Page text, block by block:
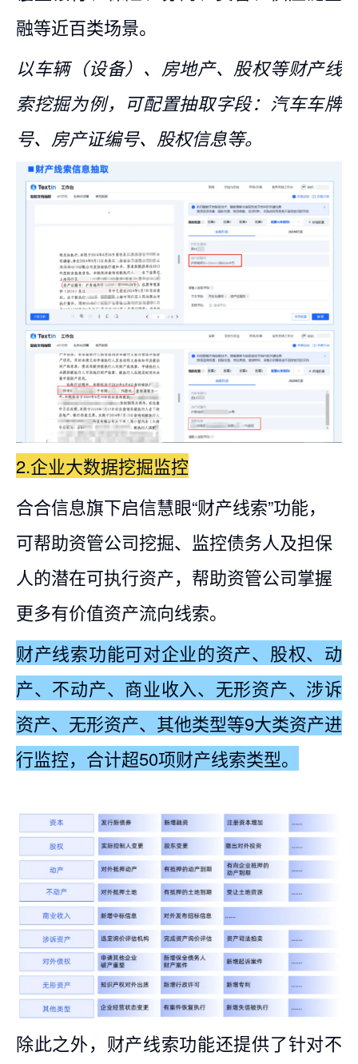
融等近百类场景。
以车辆（设备）、房地产、股权等财产线
索挖掘为例，可配置抽取字段：汽车车牌
号、房产证编号、股权信息等。
2.企业大数据挖掘监控
合合信息旗下启信慧眼“财产线索”功能，
可帮助资管公司挖掘、监控债务人及担保
人的潜在可执行资产，帮助资管公司掌握
更多有价值资产流向线索。
财产线索功能可对企业的资产、股权、动
产、不动产、商业收入、无形资产、涉诉
资产、无形资产、其他类型等9大类资产进
行监控，合计超50项财产线索类型。
除此之外，财产线索功能还提供了针对不